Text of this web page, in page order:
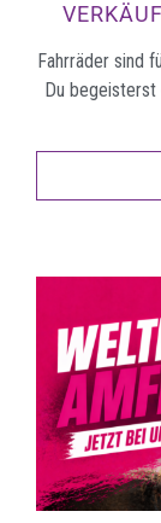
Fahrräder sind
Du begeisterst